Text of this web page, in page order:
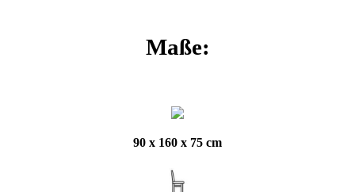
Maße:
90 x 160 x 75 cm